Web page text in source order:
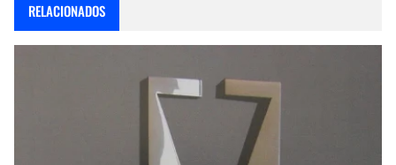
RELACIONADOS